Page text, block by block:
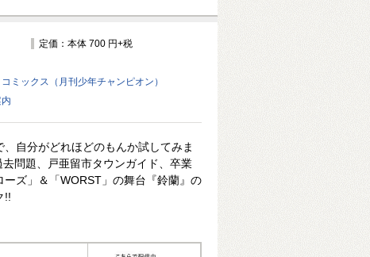
定価：本体 700 円+税
ミックス（月刊少年チャンピオン）
自分がどれほどのもんか試してみま
問題、戸亜留市タウンガイド、卒業
ズ」＆「WORST」の舞台『鈴蘭』の
!!